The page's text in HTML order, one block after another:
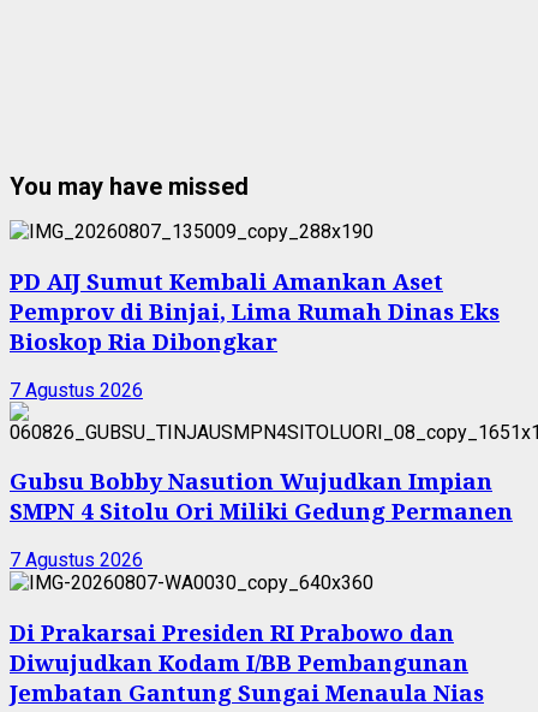
You may have missed
PD AIJ Sumut Kembali Amankan Aset
Pemprov di Binjai, Lima Rumah Dinas Eks
Bioskop Ria Dibongkar
7 Agustus 2026
Gubsu Bobby Nasution Wujudkan Impian
SMPN 4 Sitolu Ori Miliki Gedung Permanen
7 Agustus 2026
Di Prakarsai Presiden RI Prabowo dan
Diwujudkan Kodam I/BB Pembangunan
Jembatan Gantung Sungai Menaula Nias